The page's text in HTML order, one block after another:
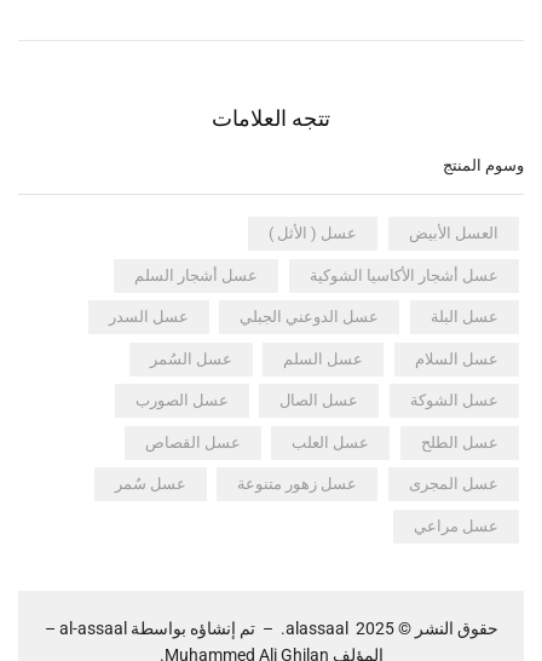
تتجه العلامات
وسوم المنتج
العسل الأبيض عسل ( الأثل )
عسل أشجار الأكاسيا الشوكية عسل أشجار السلم
عسل البلة عسل الدوعني الجبلي عسل السدر
عسل السلام عسل السلم عسل السُمر
عسل الشوكة عسل الصال عسل الصورب
عسل الطلح عسل العلب عسل القصاص
عسل المجرى عسل زهور متنوعة عسل سُمر
عسل مراعي
حقوق النشر © 2025 alassaal
.
–تم إنشاؤه بواسطة al-assaal
–
المؤلف Muhammed Ali Ghilan.